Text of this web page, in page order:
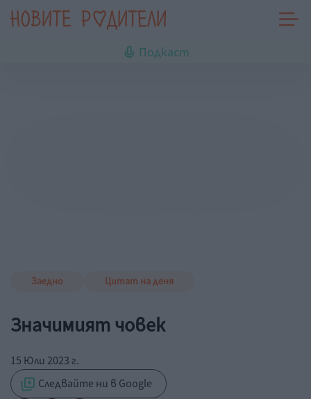
Подкаст
Заедно Цитат на деня
Значимият човек
15 Юли 2023 г.
Следвайте ни в Google